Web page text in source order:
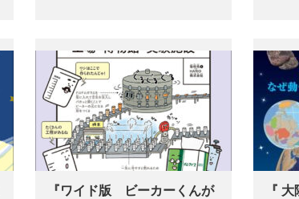
『ワイド版 ビーカーくんが
『